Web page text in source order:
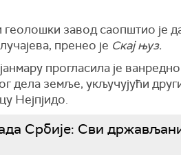
завод саопштио је
пренео је Скај њуз.
прогласила је
дела земље, укључујући
Нејпјидо.
Србије: Сви